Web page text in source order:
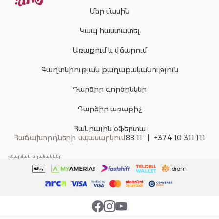
Մեր մասին
Կապ հաստատել
Առաքում և վճարում
Գաղտնիության քաղաքականություն
Դարձիր գործընկեր
Դարձիր առաքիչ
Հանրային օֆերտա
Հաճախորդների սպասարկում88 11 +374 10 311 111
Վճարման եղանակներ